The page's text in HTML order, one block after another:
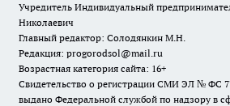
Учредитель Индивидуальный
Николаевич
Главный редактор: Солодянкин М.Н.
Редакция: progorodsol@mail.ru
Возрастная категория сайта: 16+
Свидетельство о регистрации СМИ ЭЛ № ФС 77
выдано Федеральной службой по надзору в